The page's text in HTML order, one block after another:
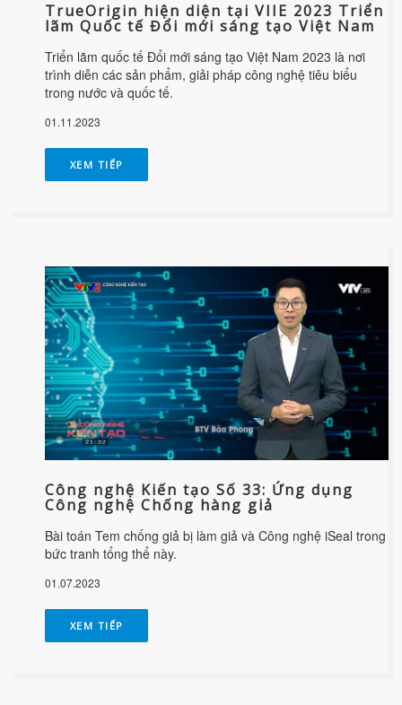
TrueOrigin hiện diện tại VIIE 2023 Triển
lãm Quốc tế Đổi mới sáng tạo Việt Nam
Triển lãm quốc tế Đổi mới sáng tạo Việt Nam 2023 là nơi
trình diễn các sản phẩm, giải pháp công nghệ tiêu biểu
trong nước và quốc tế.
01.11.2023
XEM TIẾP
Công nghệ Kiến tạo Số 33: Ứng dụng
Công nghệ Chống hàng giả
Bài toán Tem chống giả bị làm giả và Công nghệ iSeal trong
bức tranh tổng thể này.
01.07.2023
XEM TIẾP